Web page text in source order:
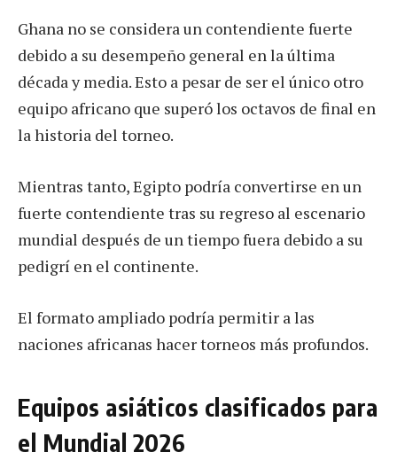
Ghana no se considera un contendiente fuerte
debido a su desempeño general en la última
década y media. Esto a pesar de ser el único otro
equipo africano que superó los octavos de final en
la historia del torneo.
Mientras tanto, Egipto podría convertirse en un
fuerte contendiente tras su regreso al escenario
mundial después de un tiempo fuera debido a su
pedigrí en el continente.
El formato ampliado podría permitir a las
naciones africanas hacer torneos más profundos.
Equipos asiáticos clasificados para
el Mundial 2026